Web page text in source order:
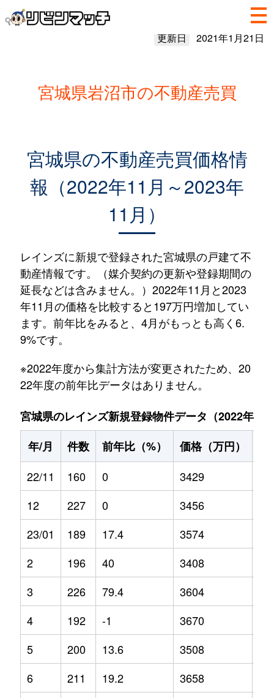
更新日 2021年1月21日
宮城県岩沼市の不動産売買
宮城県の不動産売買価格情
報（2022年11月～2023年
11月）
レインズに新規で登録された宮城県の戸建て不
動産情報です。（媒介契約の更新や登録期間の
延長などは含みません。）2022年11月と2023
年11月の価格を比較すると197万円増加してい
ます。前年比をみると、4月がもっとも高く6.
9%です。
※2022年度から集計方法が変更されたため、20
22年度の前年比データはありません。
宮城県のレインズ新規登録物件データ（2022年11
年/月
件数 前年比（%） 価格（万円）
22/11
160 0 3429
12
227 0 3456
23/01
189 17.4 3574
2
196 40 3408
3
226 79.4 3604
4
192 -1 3670
5
200 13.6 3508
6
211 19.2 3658